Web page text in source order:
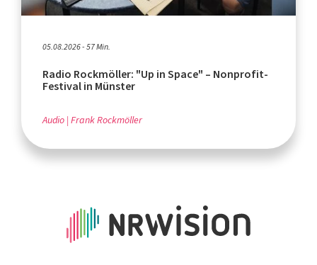
05.08.2026 - 57 Min.
Radio Rockmöller: "Up in Space" – Nonprofit-
Festival in Münster
Audio Frank Rockmöller